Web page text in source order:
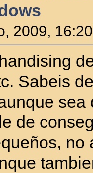
2009,
Sabeis
sea
de
no